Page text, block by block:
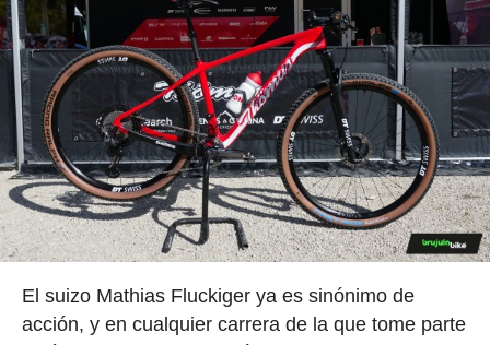
El suizo Mathias Fluckiger ya es sinónimo de
acción, y en cualquier carrera de la que tome parte